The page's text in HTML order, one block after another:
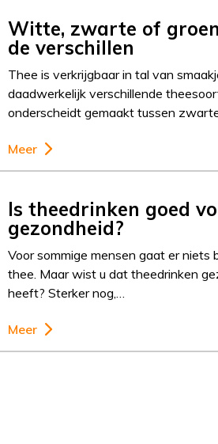
Witte, zwarte of
de verschillen
Thee is verkrijgbaar in tal van
daadwerkelijk verschillende
onderscheidt gemaakt tussen
Meer
Is theedrinken goed
gezondheid?
Voor sommige mensen gaat er niets
thee. Maar wist u dat theedrinken
heeft? Sterker nog,…
Meer